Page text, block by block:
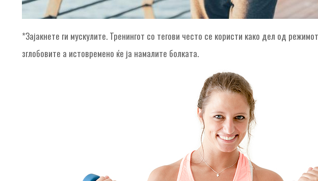
*Зајакнете ги мускулите. Тренингот со тегови често се користи како дел од
зглобовите а истовремено ќе ја намалите болката.